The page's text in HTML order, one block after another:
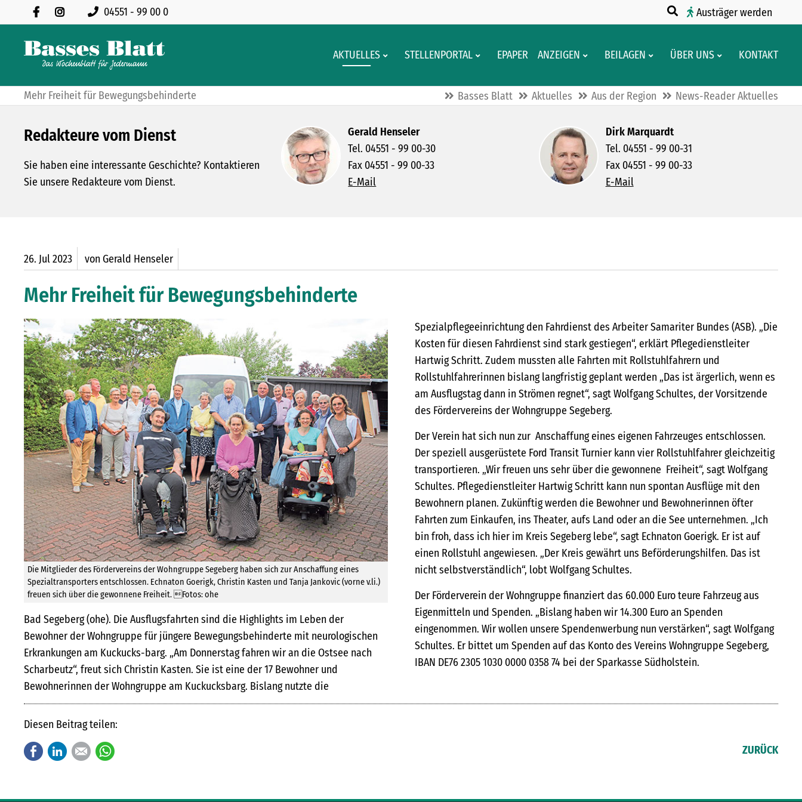
04551 - 99 00 0 Austräger werden
AKTUELLES STELLENPORTAL EPAPER ANZEIGEN BEILAGEN ÜBER UNS KONTAKT
Mehr Freiheit für Bewegungsbehinderte Basses Blatt Aktuelles Aus der Region News-Reader Aktuelles
Redakteure vom Dienst
Sie haben eine interessante Geschichte? Kontaktieren
Sie unsere Redakteure vom Dienst.
Gerald Henseler
Tel. 04551 - 99 00-30
Fax 04551 - 99 00-33
E-Mail
Dirk Marquardt
Tel. 04551 - 99 00-31
Fax 04551 - 99 00-33
E-Mail
26. Jul2023 von Gerald Henseler
Mehr Freiheit für Bewegungsbehinderte
Die Mitglieder des Fördervereins der Wohngruppe Segeberg haben sich zur Anschaffung eines
Spezialtransporters entschlossen. Echnaton Goerigk, Christin Kasten und Tanja Jankovic (vorne v.li.)
freuen sich über die gewonnene Freiheit. Fotos: ohe
Bad Segeberg (ohe). Die Ausflugsfahrten sind die Highlights im Leben der
Bewohner der Wohngruppe für jüngere Bewegungsbehinderte mit neurologischen
Erkrankungen am Kuckucks-barg. „Am Donnerstag fahren wir an die Ostsee nach
Scharbeutz“, freut sich Christin Kasten. Sie ist eine der 17 Bewohner und
Bewohnerinnen der Wohngruppe am Kuckucksbarg. Bislang nutzte die
Spezialpflegeeinrichtung den Fahrdienst des Arbeiter Samariter Bundes (ASB). „Die
Kosten für diesen Fahrdienst sind stark gestiegen“, erklärt Pflegedienstleiter
Hartwig Schritt. Zudem mussten alle Fahrten mit Rollstuhlfahrern und
Rollstuhlfahrerinnen bislang langfristig geplant werden „Das ist ärgerlich, wenn es
am Ausflugstag dann in Strömen regnet“, sagt Wolfgang Schultes, der Vorsitzende
des Fördervereins der Wohngruppe Segeberg.
Der Verein hat sich nun zur Anschaffung eines eigenen Fahrzeuges entschlossen.
Der speziell ausgerüstete Ford Transit Turnier kann vier Rollstuhlfahrer gleichzeitig
transportieren. „Wir freuen uns sehr über die gewonnene Freiheit“, sagt Wolfgang
Schultes. Pflegedienstleiter Hartwig Schritt kann nun spontan Ausflüge mit den
Bewohnern planen. Zukünftig werden die Bewohner und Bewohnerinnen öfter
Fahrten zum Einkaufen, ins Theater, aufs Land oder an die See unternehmen. „Ich
bin froh, dass ich hier im Kreis Segeberg lebe“, sagt Echnaton Goerigk. Er ist auf
einen Rollstuhl angewiesen. „Der Kreis gewährt uns Beförderungshilfen. Das ist
nicht selbstverständlich“, lobt Wolfgang Schultes.
Der Förderverein der Wohngruppe finanziert das 60.000 Euro teure Fahrzeug aus
Eigenmitteln und Spenden. „Bislang haben wir 14.300 Euro an Spenden
eingenommen. Wir wollen unsere Spendenwerbung nun verstärken“, sagt Wolfgang
Schultes. Er bittet um Spenden auf das Konto des Vereins Wohngruppe Segeberg,
IBAN DE76 2305 1030 0000 0358 74 bei der Sparkasse Südholstein.
Diesen Beitrag teilen:
FacebookLinkedInE-mail ZURÜCK